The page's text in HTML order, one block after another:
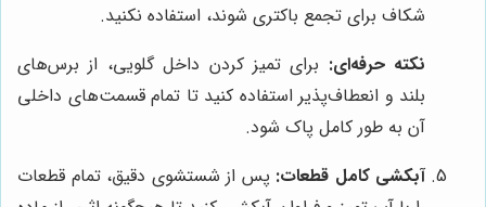
شکاف برای تجمع باکتری شوند، استفاده نکنید.
نکته حرفه‌ای: برای تمیز کردن داخل گلویی، از برس‌های
بلند و انعطاف‌پذیر استفاده کنید تا تمام قسمت‌های داخلی
آن به طور کامل پاک شود.
آبکشی کامل قطعات: پس از شستشوی دقیق، تمام قطعات